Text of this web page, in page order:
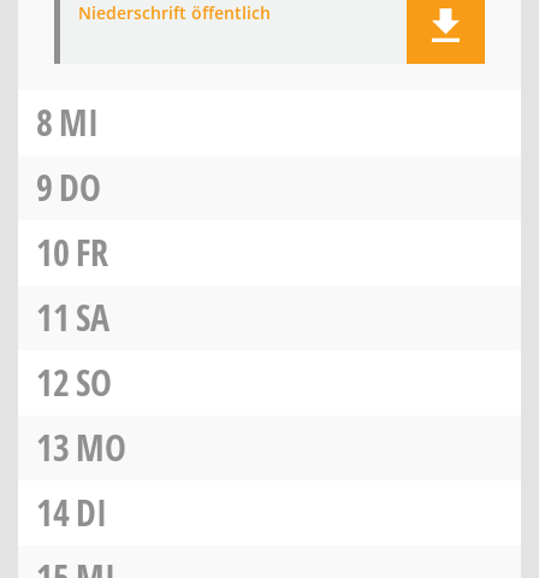
Niederschrift öffentlich
8MI
9DO
10FR
11 SA
12SO
13MO
14DI